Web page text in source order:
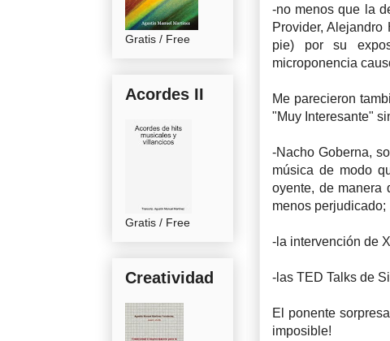
-no menos que la
Provider,
pie) por su
microponencia
Me parecieron
"Muy Interesante"
-Nacho Goberna,
música de modo
oyente, de manera
menos perjudicado;
-la intervención de
-las TED Talks de
El ponente
imposible!
Gratis / Free
Acordes II
Gratis / Free
Creatividad